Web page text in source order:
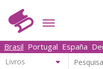
Brasil Portugal España